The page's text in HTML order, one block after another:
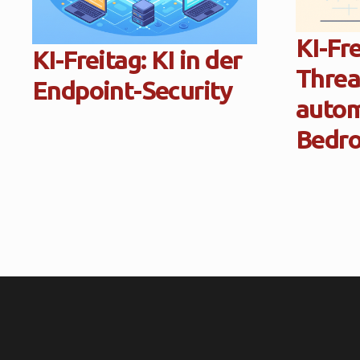
KI-Freitag: KI in der
Endpoint-Security
KI-